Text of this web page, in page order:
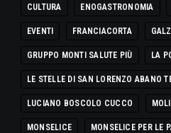
CULTURA ENOGASTRONOMIA
EVENTI FRANCIACORTA
GRUPPO MONTI SALUTE PIÙ LA
LE STELLE DI SAN LORENZO ABANO
LUCIANO BOSCOLO CUCCO
MONSELICE MONSELICE PER LE